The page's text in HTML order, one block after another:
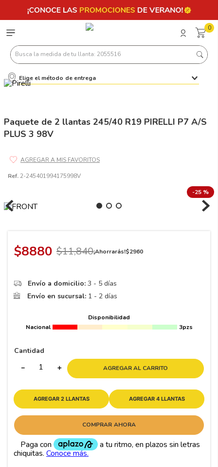
0
Busca la medida de tu llanta: 2055516
Elige el método de entrega
Paquete de 2 llantas 245/40 R19 PIRELLI P7 A/S
PLUS 3 98V
Ref. 2-245401994175998V
-25 %
$8880 $11,840¡Ahorrarás!$2960
Envío a domicilio: 3 - 5 días
Envío en sucursal: 1 - 2 días
Disponibilidad
Nacional
3pzs
Cantidad
＋
－ AGREGAR AL CARRITO
AGREGAR 2 LLANTAS AGREGAR 4 LLANTAS
COMPRAR AHORA
Términos más buscados
2
7 245
10.
175